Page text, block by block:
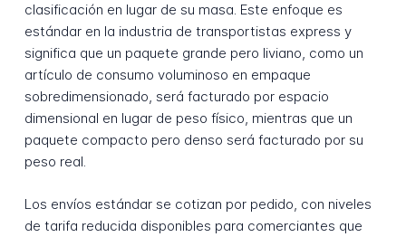
clasificación en lugar de su masa. Este enfoque es
estándar en la industria de transportistas express y
significa que un paquete grande pero liviano, como un
artículo de consumo voluminoso en empaque
sobredimensionado, será facturado por espacio
dimensional en lugar de peso físico, mientras que un
paquete compacto pero denso será facturado por su
peso real.
Los envíos estándar se cotizan por pedido, con niveles
de tarifa reducida disponibles para comerciantes que